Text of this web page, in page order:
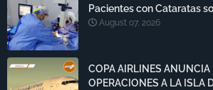
Pacientes con Cataratas
August 07, 2026
COPA AIRLINES ANUNCIA
OPERACIONES A LA ISLA